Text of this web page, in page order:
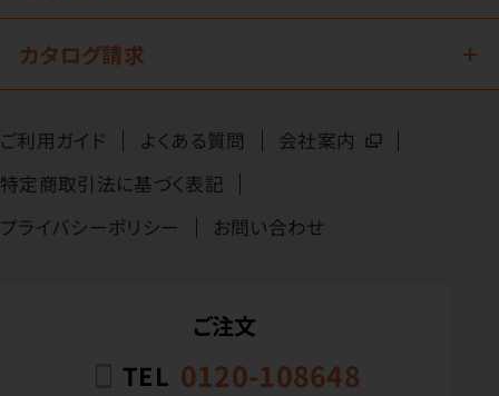
カタログ請求
ご利用ガイド よくある質問
会社案内
特定商取引法に基づく表記
プライバシーポリシー
お問い合わせ
ご注文
TEL 0120-108648